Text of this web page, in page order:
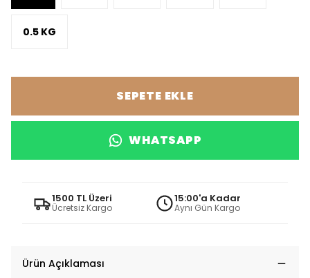
0.5 KG
SEPETE EKLE
WHATSAPP
1500 TL Üzeri
Ücretsiz Kargo
15:00'a Kadar
Aynı Gün Kargo
Ürün Açıklaması